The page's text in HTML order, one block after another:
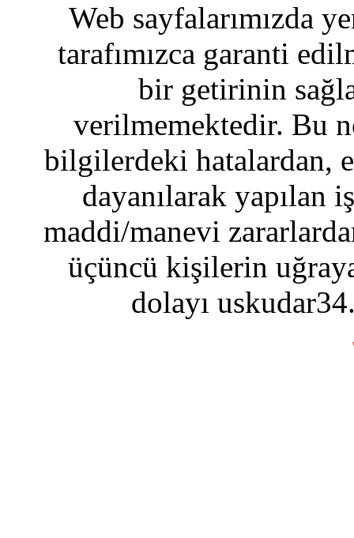
Web sayfalarımızda
tarafımızca garanti
bir getirinin
verilmemektedir. Bu
bilgilerdeki hatalardan,
dayanılarak yapılan
maddi/manevi
üçüncü kişilerin
dolayı